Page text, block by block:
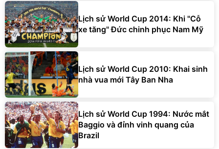
Lịch sử World Cup 2014: Khi "Cỗ
xe tăng" Đức chinh phục Nam Mỹ
Lịch sử World Cup 2010: Khai sinh
nhà vua mới Tây Ban Nha
Lịch sử World Cup 1994: Nước mắt
Baggio và đỉnh vinh quang của
Brazil